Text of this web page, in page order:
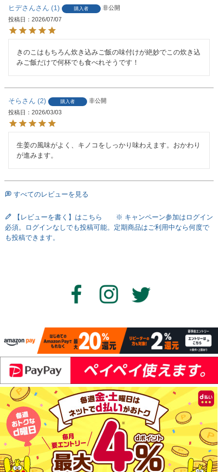
ヒデさん 1 購入者
非公開
投稿日
2026/07/07
きのこはもちろん炊き込みご飯の味付けが絶妙でこの炊き込
みご飯だけで何杯でも食べれそうです！
そら 2 購入者
非公開
投稿日
2026/03/03
生姜の風味がよく、キノコをしっかり味わえます。おかわり
が進みます。
すべてのレビューを見る
【レビューを書く】はこちら ※ キャンペーン参加はログイン
必須。ログインなしでも投稿可能。定期商品はご利用中なら何度で
も投稿できます。